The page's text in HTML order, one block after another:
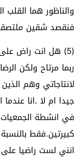
والناظور هما القلب
فنقصد شقين
(5) هل انت راض
ربما مرتاح ولكن
لانتاجاتي وهم
جيدا ام لا .انا
في انشطة
كبيرتين.فقط
انني لست راضيا